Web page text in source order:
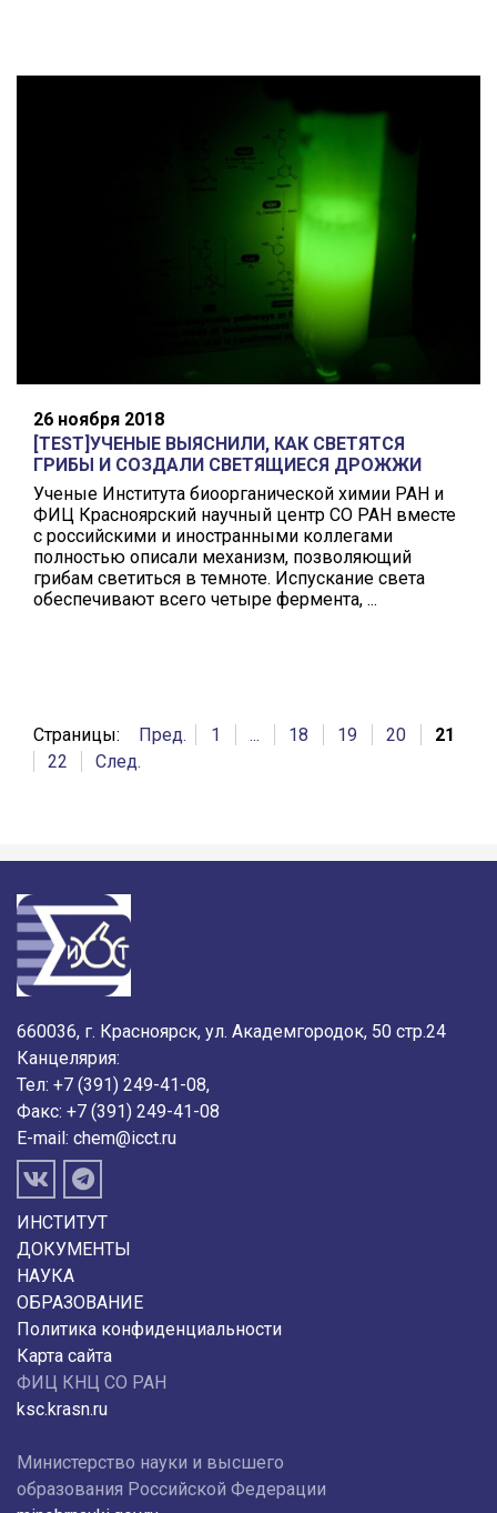
26 ноября 2018
[TEST]УЧЕНЫЕ ВЫЯСНИЛИ, КАК СВЕТЯТСЯ
ГРИБЫ И СОЗДАЛИ СВЕТЯЩИЕСЯ ДРОЖЖИ
Ученые Института биоорганической химии РАН и
ФИЦ Красноярский научный центр СО РАН вместе
с российскими и иностранными коллегами
полностью описали механизм, позволяющий
грибам светиться в темноте. Испускание света
обеспечивают всего четыре фермента, ...
Страницы: Пред. 1 ... 18 19 20
21
22
След.
660036, г. Красноярск, ул. Академгородок, 50 стр.24
Канцелярия:
Тел: +7 (391) 249-41-08,
Факс: +7 (391) 249-41-08
E-mail: chem@icct.ru
ИНСТИТУТ
ДОКУМЕНТЫ
НАУКА
ОБРАЗОВАНИЕ
Политика конфиденциальности
Карта сайта
ФИЦ КНЦ СО РАН
ksc.krasn.ru
Министерство науки и высшего
образования Российской Федерации